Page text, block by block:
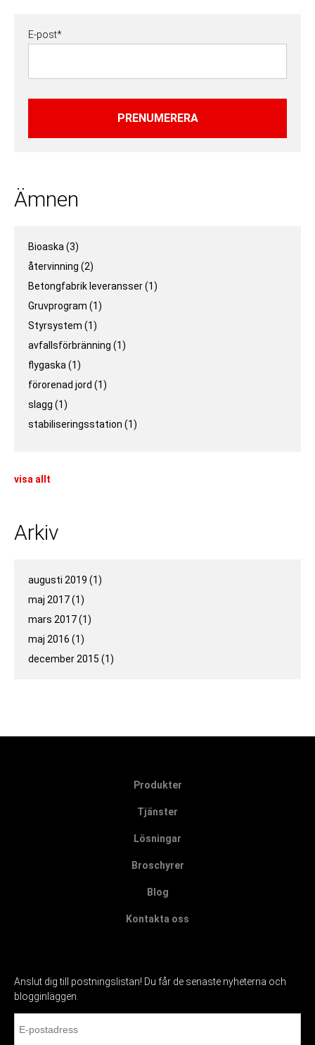
E-post*
Ämnen
Bioaska (3)
återvinning (2)
Betongfabrik leveransser(1)
Gruvprogram (1)
Styrsystem (1)
avfallsförbränning (1)
flygaska (1)
förorenad jord (1)
slagg (1)
stabiliseringsstation (1)
visa allt
Arkiv
augusti 2019 (1)
maj 2017(1)
mars 2017(1)
maj 2016 (1)
december 2015 (1)
Produkter
Tjänster
Lösningar
Broschyrer
Blog
Kontakta oss
Anslut dig till postningslistan! Du får de senaste nyheterna och
blogginläggen.